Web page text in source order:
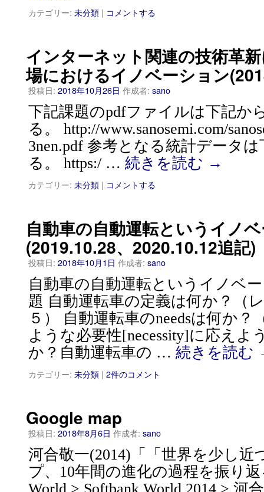
カテゴリー: 未分類 | コメントする
インターネット関連の技術革
場におけるイノベーション
投稿日: 2018年10月26日 作成者: sano
下記課題のpdfファイルは下記か
る。 http://www.sanosemi.com/
3nen.pdf 参考となる統計データ
る。 https:/ … 続きを読む →
カテゴリー: 未分類 | コメントする
自動車の自動運転というイノ
(2019.10.28、2020.10.12追記)
投稿日: 2018年10月1日 作成者: sano
自動車の自動運転というイノベ
題 自動運転車の定義は何か？（
５） 自動運転車のneedsは何か？
ような必要性[necessity]に応えよ
か？自動運転車の … 続きを読む
カテゴリー: 未分類 | 2件のコメント
Google map
投稿日: 2018年8月6日 作成者: sano
河合敬一(2014)「「世界を少し近
プ、10年間の進化の過程を振り返